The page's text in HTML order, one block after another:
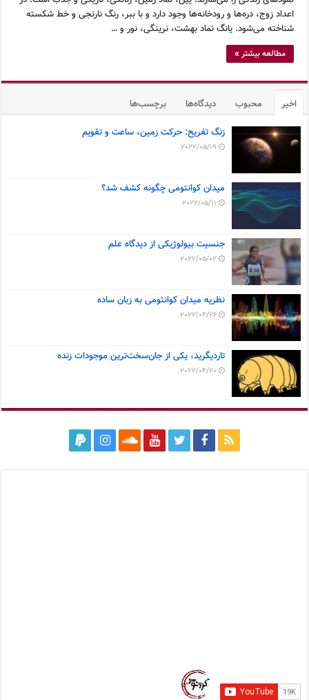
اعداد زوج، دره‌ها و رودخانه‌ها وجود دارد و با ببر، رنگ نارنجی و خط شکسته
شناخته می‌شود. یانگ نماد بهشت، نرینگی، نور و …
مطالعه بیشتر »
اخیر محبوب دیدگاه‌ها برچسب‌ها
زنگ تفریح: حرکت زمین، ساعت و تقویم
2022/05/19
میدان کوانتومی چگونه کشف شد؟
2022/05/11
جنسیت بیولوژیکی از دیدگاه علم
2022/05/02
نظریه میدان کوانتومی به زبان ساده
2022/04/26
تاردیگرید، یکی از جان‌سخت‌ترین موجودات زنده
2022/04/20